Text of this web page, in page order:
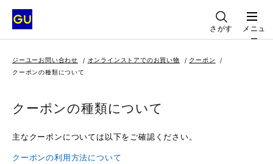
さがす
メニュ
ー
ジーユーお問い合わせ オンラインストアでのお買い物
クーポン
クーポンの種類について
クーポンの種類について
主なクーポンについては以下をご確認ください。
クーポンの利用方法について